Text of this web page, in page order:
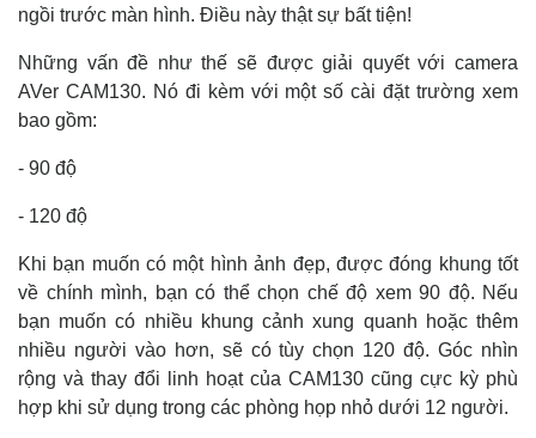
ngồi trước màn hình. Điều này thật sự bất tiện!
Những vấn đề như thế sẽ được giải quyết với camera
AVer CAM130. Nó đi kèm với một số cài đặt trường xem
bao gồm:
- 90 độ
- 120 độ
Khi bạn muốn có một hình ảnh đẹp, được đóng khung tốt
về chính mình, bạn có thể chọn chế độ xem 90 độ. Nếu
bạn muốn có nhiều khung cảnh xung quanh hoặc thêm
nhiều người vào hơn, sẽ có tùy chọn 120 độ. Góc nhìn
rộng và thay đổi linh hoạt của CAM130 cũng cực kỳ phù
hợp khi sử dụng trong các phòng họp nhỏ dưới 12 người.